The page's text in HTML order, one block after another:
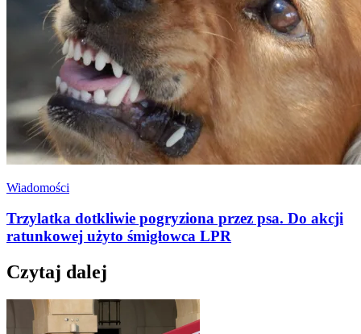
Wiadomości
Trzylatka dotkliwie pogryziona przez psa. Do akcji
ratunkowej użyto śmigłowca LPR
Czytaj dalej